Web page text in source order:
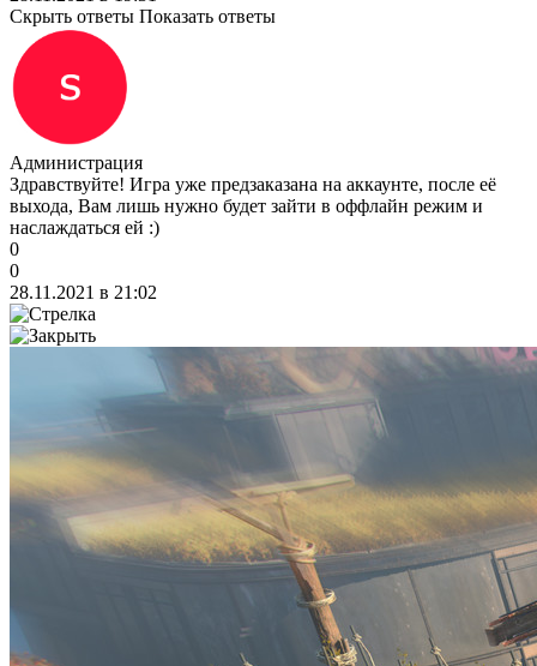
Скрыть ответы Показать ответы
Администрация
Здравствуйте! Игра уже предзаказана на аккаунте, после её
выхода, Вам лишь нужно будет зайти в оффлайн режим и
наслаждаться ей :)
0
0
28.11.2021 в 21:02